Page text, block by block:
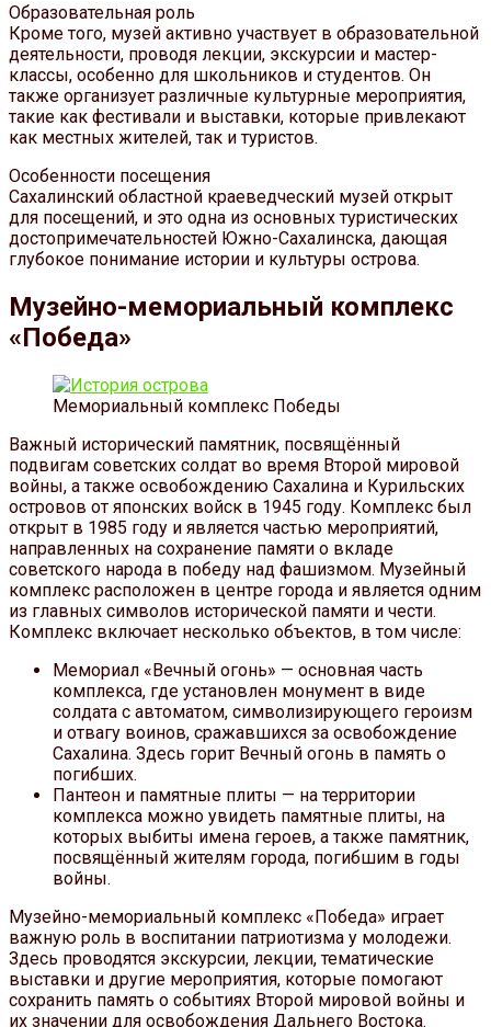
Образовательная роль
Кроме того, музей активно участвует в образовательной
деятельности, проводя лекции, экскурсии и мастер-
классы, особенно для школьников и студентов. Он
также организует различные культурные мероприятия,
такие как фестивали и выставки, которые привлекают
как местных жителей, так и туристов.
Особенности посещения
Сахалинский областной краеведческий музей открыт
для посещений, и это одна из основных туристических
достопримечательностей Южно-Сахалинска, дающая
глубокое понимание истории и культуры острова.
Музейно-мемориальный комплекс
«Победа»
Мемориальный комплекс Победы
Важный исторический памятник, посвящённый
подвигам советских солдат во время Второй мировой
войны, а также освобождению Сахалина и Курильских
островов от японских войск в 1945 году. Комплекс был
открыт в 1985 году и является частью мероприятий,
направленных на сохранение памяти о вкладе
советского народа в победу над фашизмом. Музейный
комплекс расположен в центре города и является одним
из главных символов исторической памяти и чести.
Комплекс включает несколько объектов, в том числе:
Мемориал «Вечный огонь» — основная часть
комплекса, где установлен монумент в виде
солдата с автоматом, символизирующего героизм
и отвагу воинов, сражавшихся за освобождение
Сахалина. Здесь горит Вечный огонь в память о
погибших.
Пантеон и памятные плиты — на территории
комплекса можно увидеть памятные плиты, на
которых выбиты имена героев, а также памятник,
посвящённый жителям города, погибшим в годы
войны.
Музейно-мемориальный комплекс «Победа» играет
важную роль в воспитании патриотизма у молодежи.
Здесь проводятся экскурсии, лекции, тематические
выставки и другие мероприятия, которые помогают
сохранить память о событиях Второй мировой войны и
их значении для освобождения Дальнего Востока.